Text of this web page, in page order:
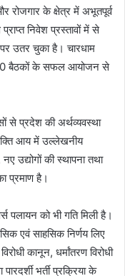
रोजगार के क्षेत्र में अभूतपूर्व
निवेश प्रस्तावों में से
उतर चुका है। चारधाम
20 बैठकों के सफल आयोजन से
से प्रदेश की अर्थव्यवस्था
आय में उल्लेखनीय
उद्योगों की स्थापना तथा
प्रमाण है।
पलायन को भी गति मिली है।
एवं साहसिक निर्णय लिए
कानून, धर्मांतरण विरोधी
भर्ती प्रक्रिया के